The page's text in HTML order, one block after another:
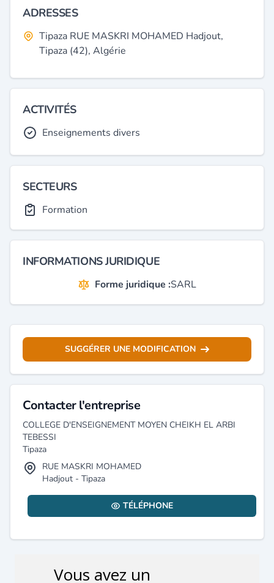
ADRESSES
Tipaza RUE MASKRI MOHAMED Hadjout,
Tipaza (42), Algérie
ACTIVITÉS
Enseignements divers
SECTEURS
Formation
INFORMATIONS JURIDIQUE
Forme juridique :SARL
SUGGÉRER UNE MODIFICATION
Contacter l'entreprise
COLLEGE D'ENSEIGNEMENT MOYEN CHEIKH EL ARBI
TEBESSI
Tipaza
RUE MASKRI MOHAMED
Hadjout - Tipaza
TÉLÉPHONE